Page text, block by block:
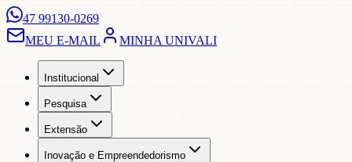
47 99130-0269
MEU E-MAIL
MINHA UNIVALI
Institucional
Pesquisa
Extensão
Inovação e Empreendedorismo